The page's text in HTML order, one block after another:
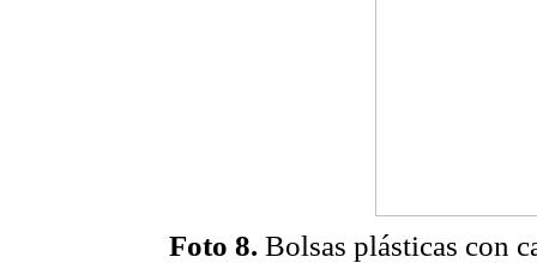
Foto 8. Bolsas plásticas con